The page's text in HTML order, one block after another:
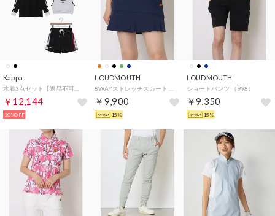
Kappa
￥12,144
20%OFF
LOUDMOUTH
￥9,900
15%
LOUDMOUTH
ショートパンツ （998）
￥9,350
15%